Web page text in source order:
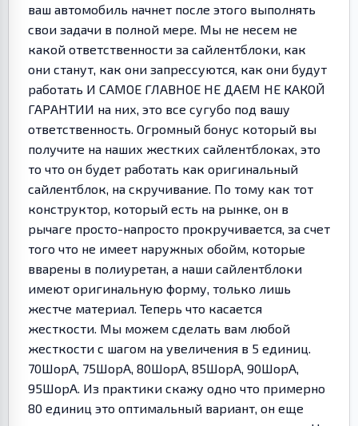
ваш автомобиль начнет после этого выполнять
свои задачи в полной мере. Мы не несем не
какой ответственности за сайлентблоки, как
они станут, как они запрессуются, как они будут
работать И САМОЕ ГЛАВНОЕ НЕ ДАЕМ НЕ КАКОЙ
ГАРАНТИИ на них, это все сугубо под вашу
ответственность. Огромный бонус который вы
получите на наших жестких сайлентблоках, это
то что он будет работать как оригинальный
сайлентблок, на скручивание. По тому как тот
конструктор, который есть на рынке, он в
рычаге просто-напросто прокручивается, за счет
того что не имеет наружных обойм, которые
вварены в полиуретан, а наши сайлентблоки
имеют оригинальную форму, только лишь
жестче материал. Теперь что касается
жесткости. Мы можем сделать вам любой
жесткости с шагом на увеличения в 5 единиц.
70ШорА, 75ШорА, 80ШорА, 85ШорА, 90ШорА,
95ШорА. Из практики скажу одно что примерно
80 единиц это оптимальный вариант, он еще